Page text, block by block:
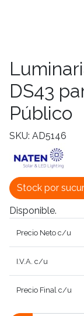
DS43
Público
SKU: AD5146
Stock por
Disponible.
Precio Neto c/u
I.V.A. c/u
Precio Final c/u